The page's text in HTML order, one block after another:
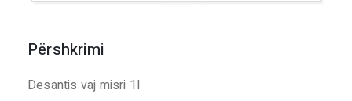
Përshkrimi
Desantis vaj misri 1l